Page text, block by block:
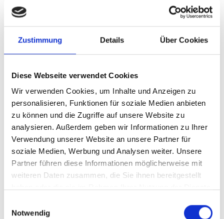
Zustimmung Details Über Cookies
Diese Webseite verwendet Cookies
Wir verwenden Cookies, um Inhalte und Anzeigen zu
personalisieren, Funktionen für soziale Medien anbieten
zu können und die Zugriffe auf unsere Website zu
analysieren. Außerdem geben wir Informationen zu Ihrer
Verwendung unserer Website an unsere Partner für
soziale Medien, Werbung und Analysen weiter. Unsere
Partner führen diese Informationen möglicherweise mit
weiteren Daten zusammen, die Sie ihnen bereitgestellt
Notwendig
Anmeldung:
bis 17:00 Uhr am Vortag unter +39 0473
624193, im Tourismusbüro Kastelbell-Tschars, online
oder bei Ihrem Vermieter
14.00 Uhr Tourismusbüro Kastelbell
Veranstaltungsort
Veranstalter
Tourismusverein Kastelbell Tschars
Staatsstraße 4A
Kastelbell-Tschars
info@kastelbell-tschars.com
www.kastelbell-tschars.com
Tel.+39 0473 624193
zurück zu den Top Events